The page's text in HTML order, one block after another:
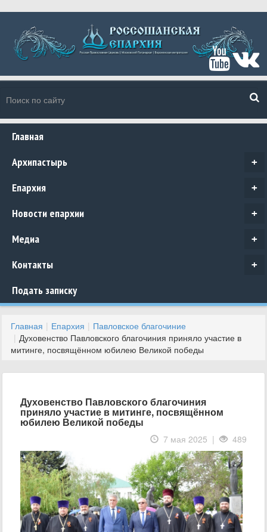
Главная
+
Архипастырь
+
Епархия
+
Новости епархии
+
Медиа
+
Контакты
Подать записку
Главная Епархия
Павловское благочиние
Духовенство Павловского благочиния приняло участие в
митинге, посвящённом юбилею Великой победы
Духовенство Павловского благочиния
приняло участие в митинге, посвящённом
юбилею Великой победы
7 мая 2025 | 489